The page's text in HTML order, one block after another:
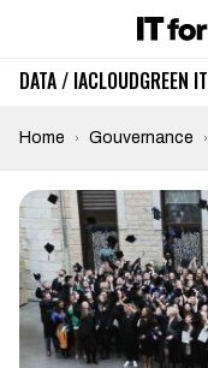
DATA / IACLOUDGREEN IT
Home Gouvernance